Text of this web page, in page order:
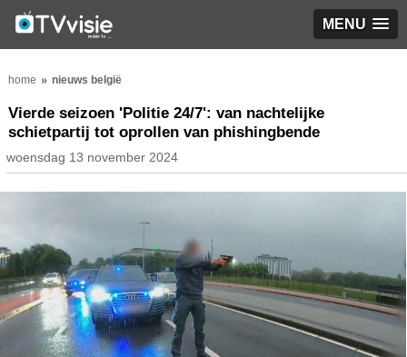
MENU
home nieuws belgië
Vierde seizoen 'Politie 24/7': van nachtelijke
schietpartij tot oprollen van phishingbende
woensdag 13 november 2024